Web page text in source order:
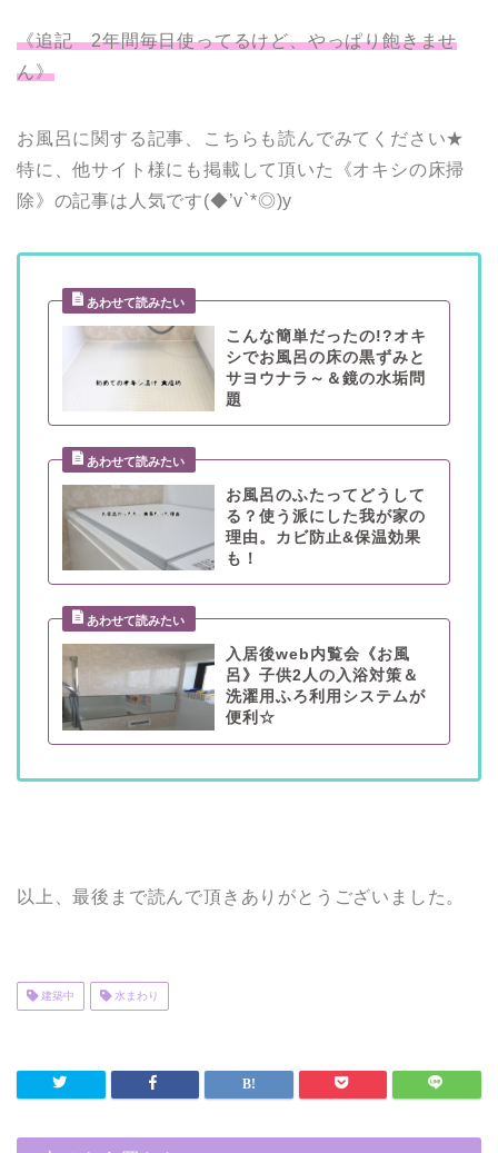
《追記 2年間毎日使ってるけど、やっぱり飽きませ
ん》
お風呂に関する記事、こちらも読んでみてください★
特に、他サイト様にも掲載して頂いた《オキシの床掃
除》の記事は人気です(◆’v`*◎)y
こんな簡単だったの!?オキ
シでお風呂の床の黒ずみと
サヨウナラ～＆鏡の水垢問
題
お風呂のふたってどうして
る？使う派にした我が家の
理由。カビ防止&保温効果
も！
入居後web内覧会《お風
呂》子供2人の入浴対策＆
洗濯用ふろ利用システムが
便利☆
以上、最後まで読んで頂きありがとうございました。
建築中 水まわり